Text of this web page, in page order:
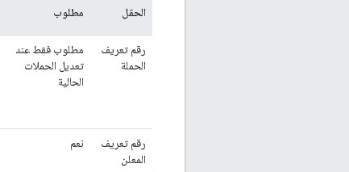
الحقل مطلوب
رقم تعريف
الحملة
مطلوب فقط عند
تعديل الحملات
الحالية
رقم تعريف
المعلن
نعم